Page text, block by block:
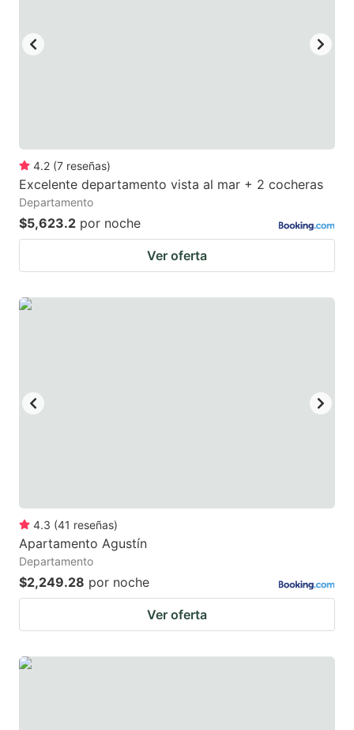
4.2 (7 reseñas)
Excelente departamento vista al mar + 2 cocheras
Departamento
$5,623.2 por noche
Ver oferta
4.3 (41 reseñas)
Apartamento Agustín
Departamento
$2,249.28 por noche
Ver oferta